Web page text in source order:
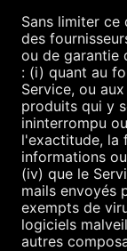
Sans limiter ce
des
ou de garantie
: (i) quant au
Service, ou
produits qui y
ininterrompu
l'exactitude, la
informations
(iv) que le
mails envoyés
exempts de
logiciels
autres